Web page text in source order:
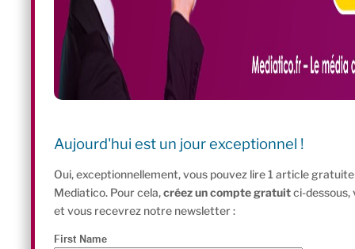
Aujourd'hui est un jour exceptionnel !
Oui, exceptionnellement, vous pouvez lire 1 article
Mediatico. Pour cela,créez un compte gratuitci-dessous,
et vous recevrez notre newsletter :
First Name